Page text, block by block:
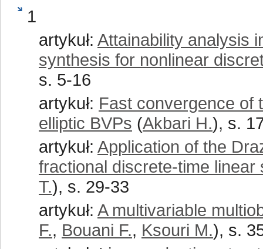
1
artykuł: Attainability analysis
synthesis for nonlinear
s. 5-16
artykuł: Fast convergence of
elliptic BVPs (Akbari H.), s.
artykuł: Application of the
fractional discrete-time
T.), s. 29-33
artykuł: A multivariable
F., Bouani F., Ksouri M.), s.